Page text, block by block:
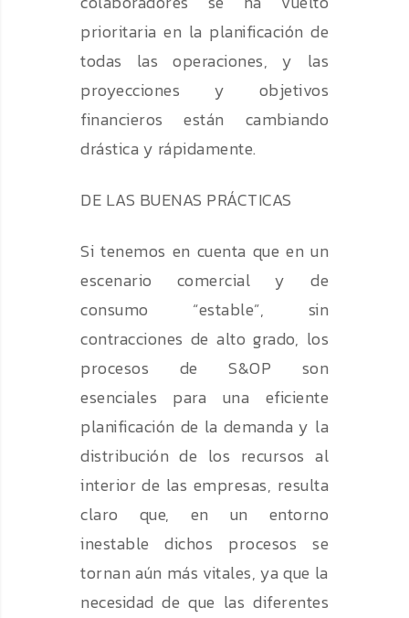
prioritaria en la planificación de
todas las operaciones, y las
proyecciones y objetivos
financieros están cambiando
drástica y rápidamente.
DE LAS BUENAS PRÁCTICAS
Si tenemos en cuenta que en un
escenario comercial y de
consumo “estable”, sin
contracciones de alto grado, los
procesos de S&OP son
esenciales para una eficiente
planificación de la demanda y la
distribución de los recursos al
interior de las empresas, resulta
claro que, en un entorno
inestable dichos procesos se
tornan aún más vitales, ya que la
necesidad de que las diferentes